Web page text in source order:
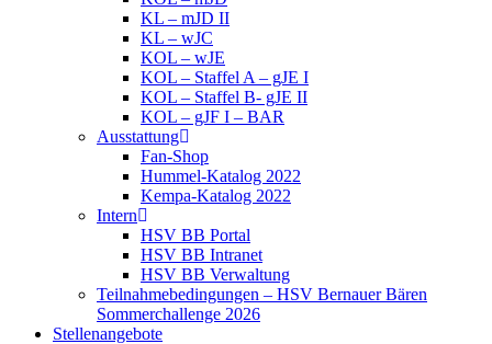
KL – mJD II
KL – wJC
KOL – wJE
KOL – Staffel A – gJE I
KOL – Staffel B- gJE II
KOL – gJF I – BAR
Ausstattung
Fan-Shop
Hummel-Katalog 2022
Kempa-Katalog 2022
Intern
HSV BB Portal
HSV BB Intranet
HSV BB Verwaltung
Teilnahmebedingungen – HSV Bernauer Bären
Sommerchallenge 2026
Stellenangebote